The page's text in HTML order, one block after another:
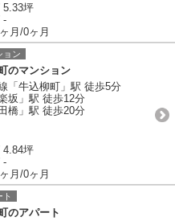
5.33坪
-
月/0ヶ月
ョン
のマンション
「牛込柳町」駅 徒歩5分
坂」駅 徒歩12分
橋」駅 徒歩20分
4.84坪
-
月/0ヶ月
のアパート